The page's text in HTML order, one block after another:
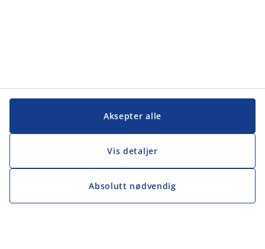
Aksepter alle
Vis detaljer
Absolutt nødvendig